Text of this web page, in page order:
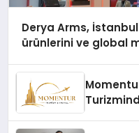
Derya Arms,
ürünlerini ve global